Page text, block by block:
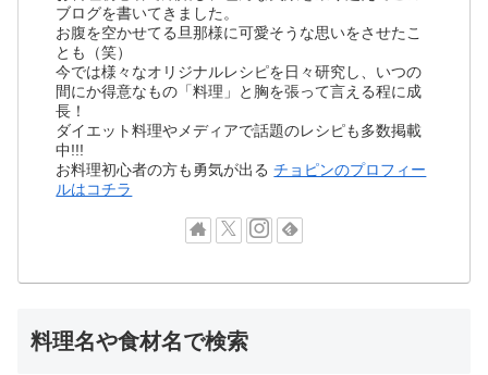
ブログを書いてきました。
お腹を空かせてる旦那様に可愛そうな思いをさせたこ
とも（笑）
今では様々なオリジナルレシピを日々研究し、いつの
間にか得意なもの「料理」と胸を張って言える程に成
長！
ダイエット料理やメディアで話題のレシピも多数掲載
中!!!
お料理初心者の方も勇気が出るチョピンのプロフィー
ルはコチラ
料理名や食材名で検索